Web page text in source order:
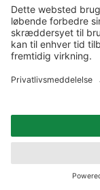
1.000 vinavlere –